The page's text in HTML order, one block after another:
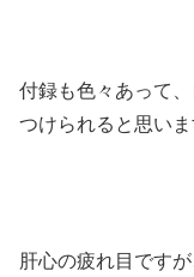
付録も色々あって、
つけられると思いま
肝心の疲れ目です